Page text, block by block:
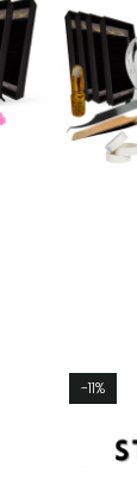
-11%